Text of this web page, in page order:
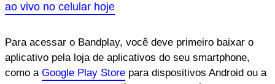
ao vivo no celular hoje
Para acessar o Bandplay, você deve primeiro baixar o
aplicativo pela loja de aplicativos do seu smartphone,
como a Google Play Store para dispositivos Android ou a